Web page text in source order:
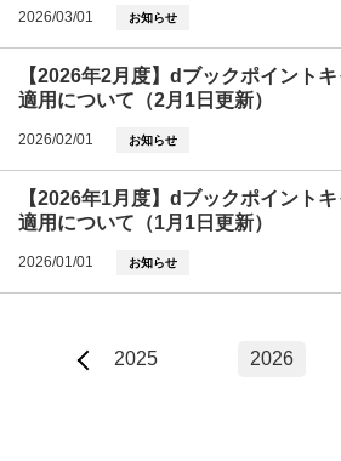
2026/03/01 お知らせ
【2026年2月度】dブックポイント
適用について（2月1日更新）
2026/02/01 お知らせ
【2026年1月度】dブックポイント
適用について（1月1日更新）
2026/01/01 お知らせ
2025 2026